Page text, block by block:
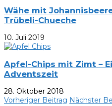
Wähe mit
Trübeli-Chueche
10. Juli 2019
Apfel-Chips mit Zimt –
Adventszeit
28. Oktober 2018
Vorheriger Beitrag Nächster